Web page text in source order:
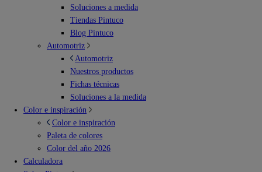
Soluciones a medida
Tiendas Pintuco
Blog Pintuco
Automotriz
Automotriz
Nuestros productos
Fichas técnicas
Soluciones a la medida
Color e inspiración
Color e inspiración
Paleta de colores
Color del año 2026
Calculadora